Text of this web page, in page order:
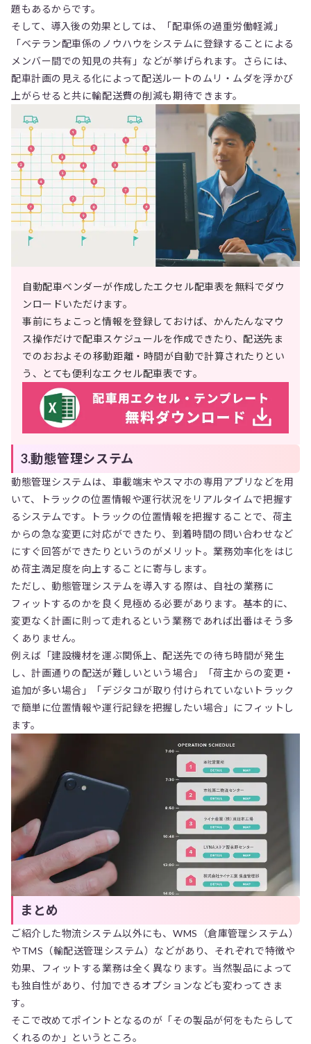
題もあるからです。
そして、導入後の効果としては、「配車係の過重労働軽減」
「ベテラン配車係のノウハウをシステムに登録することによる
メンバー間での知見の共有」などが挙げられます。さらには、
配車計画の見える化によって配送ルートのムリ・ムダを浮かび
上がらせると共に輸配送費の削減も期待できます。
自動配車ベンダーが作成したエクセル配車表を無料でダウ
ンロードいただけます。
事前にちょこっと情報を登録しておけば、かんたんなマウ
ス操作だけで配車スケジュールを作成できたり、配送先ま
でのおおよその移動距離・時間が自動で計算されたりとい
う、とても便利なエクセル配車表です。
3.動態管理システム
動態管理システムは、車載端末やスマホの専用アプリなどを用
いて、トラックの位置情報や運行状況をリアルタイムで把握す
るシステムです。トラックの位置情報を把握することで、荷主
からの急な変更に対応ができたり、到着時間の問い合わせなど
にすぐ回答ができたりというのがメリット。業務効率化をはじ
め荷主満足度を向上することに寄与します。
ただし、動態管理システムを導入する際は、自社の業務に
フィットするのかを良く見極める必要があります。基本的に、
変更なく計画に則って走れるという業務であれば出番はそう多
くありません。
例えば「建設機材を運ぶ関係上、配送先での待ち時間が発生
し、計画通りの配送が難しいという場合」「荷主からの変更・
追加が多い場合」「デジタコが取り付けられていないトラック
で簡単に位置情報や運行記録を把握したい場合」にフィットし
ます。
まとめ
ご紹介した物流システム以外にも、WMS（倉庫管理システム）
やTMS（輸配送管理システム）などがあり、それぞれで特徴や
効果、フィットする業務は全く異なります。当然製品によって
も独自性があり、付加できるオプションなども変わってきま
す。
そこで改めてポイントとなるのが「その製品が何をもたらして
くれるのか」というところ。